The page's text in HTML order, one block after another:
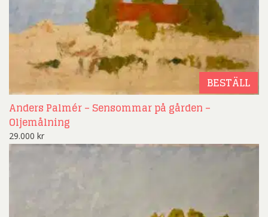
BESTÄLL
Anders Palmér – Sensommar på gården –
Oljemålning
29.000 kr